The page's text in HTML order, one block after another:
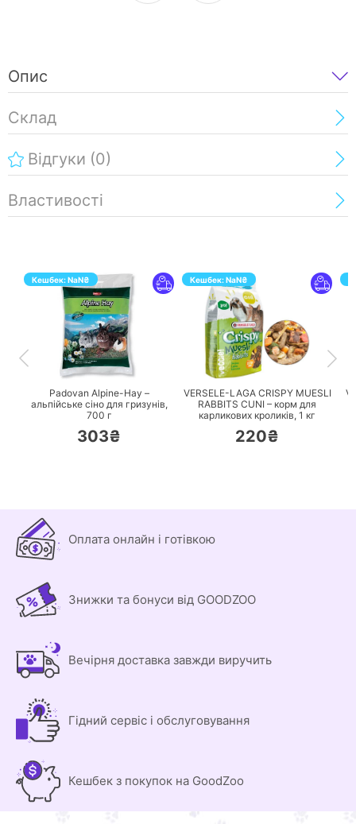
Опис
Склад
Відгуки (0)
Властивості
Кешбек:NaN₴
ПЕРЕЙТИ
Padovan Alpine-Hay –
альпійське сіно для гризунів,
700 г
303₴
Кешбек:NaN₴
ПЕРЕЙТИ
VERSELE-LAGA CRISPY MUESLI
RABBITS CUNI – корм для
карликових кроликів, 1 кг
220₴
Оплата онлайн і готівкою
Знижки та бонуси від GOODZOO
Вечірня доставка завжди виручить
Гідний сервіс і обслуговування
Кешбек з покупок на GoodZoo